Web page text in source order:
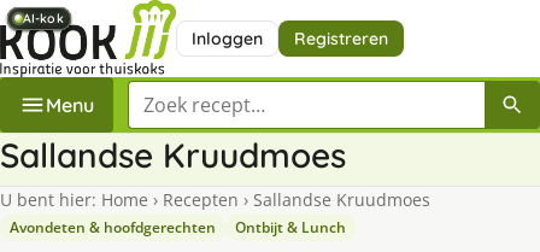
Inloggen Registreren
Menu Zoek een recept
Sallandse Kruudmoes
U bent hier: Home › Recepten › Sallandse Kruudmoes
Avondeten & hoofdgerechten Ontbijt & Lunch
AI-kok
AI-kok
AI-kok
AI-kok
AI-kok
AI-kok
AI-kok
AI-kok